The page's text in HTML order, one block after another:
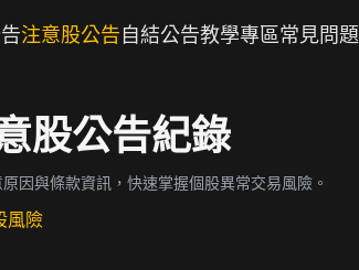
注意股公告 自結公告教學專區常見問題
股公告紀錄
因與條款資訊，快速掌握個股異常交易風險。
風險